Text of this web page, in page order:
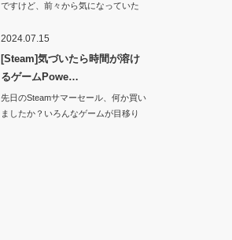
ですけど、前々から気になっていた
2024.07.15
[Steam]気づいたら時間が溶け
るゲームPowe…
先日のSteamサマーセール、何か買い
ましたか？いろんなゲームが目移り